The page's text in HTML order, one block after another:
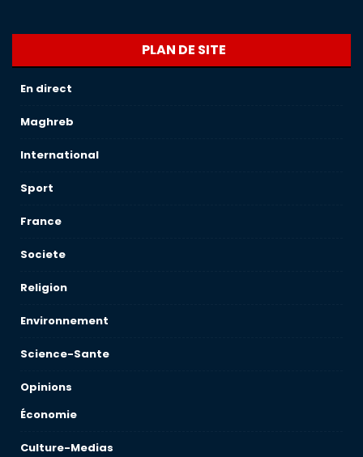
PLAN DE SITE
En direct
Maghreb
International
Sport
France
Societe
Religion
Environnement
Science-Sante
Opinions
Économie
Culture-Medias